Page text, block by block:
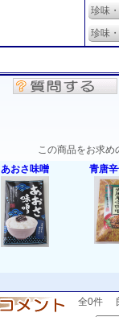
珍味
珍味
この商品をお求め
あおさ味噌
青唐
全0件